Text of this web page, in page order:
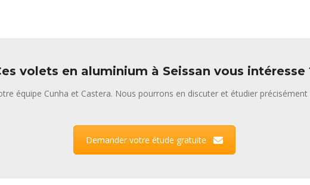
volets en aluminium à Seissan vous intéresse
équipe Cunha et Castera. Nous pourrons en discuter et étudier
Demander votre étude gratuite